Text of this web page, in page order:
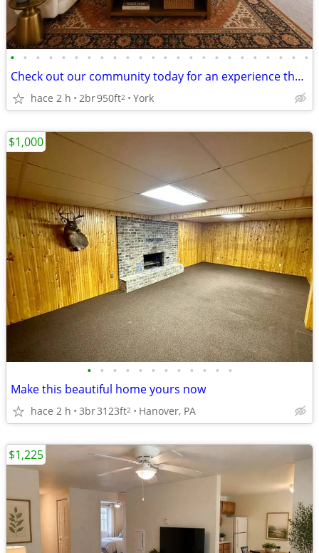
• • • • • • • • • • • • • • • • • • • • • • • •
Check out our community today for an experience that can't be beat!
hace 2 h 2br950ft2 York
• • • • • • • • • • • •
Make this beautiful home yours now
hace 2 h 3br3123ft2 Hanover, PA
$1,000
$1,225